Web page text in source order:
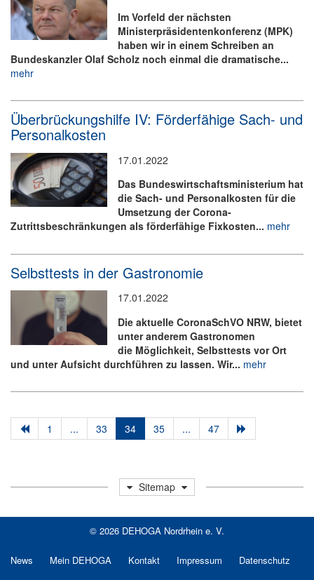
Im Vorfeld der nächsten
Ministerpräsidentenkonferenz (MPK)
haben wir in einem Schreiben an
Bundeskanzler Olaf Scholz noch einmal die dramatische...
mehr
Überbrückungshilfe IV: Förderfähige Sach- und
Personalkosten
17.01.2022
Das Bundeswirtschaftsministerium hat
die Sach- und Personalkosten für die
Umsetzung der Corona-
Zutrittsbeschränkungen als förderfähige Fixkosten... mehr
Selbsttests in der Gastronomie
17.01.2022
Die aktuelle CoronaSchVO NRW, bietet
unter anderem Gastronomen
die Möglichkeit, Selbsttests vor Ort
und unter Aufsicht durchführen zu lassen. Wir... mehr
1 ... 33 34 35 ... 47
Sitemap
© 2026 DEHOGA Nordrhein e. V.
News Mein DEHOGA Kontakt Impressum Datenschutz